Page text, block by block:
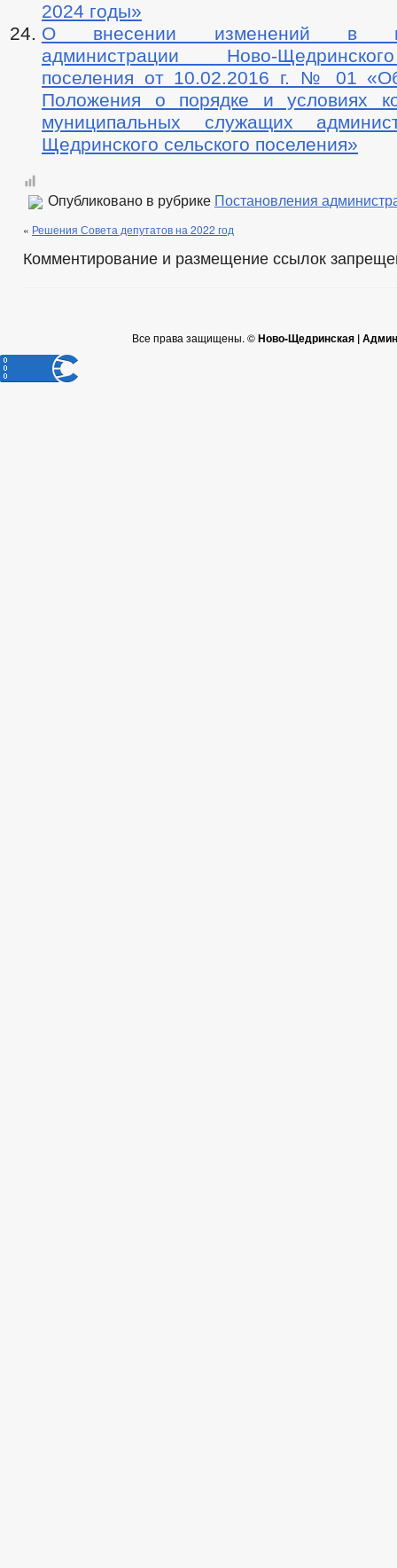
2024 годы»
О внесении изменений в
администрации Ново-
поселения от 10.02.2016 г. № 01
Положения о порядке и условиях
муниципальных служащих
Щедринского сельского поселения»
Опубликовано в рубрике Постановления
« Решения Совета депутатов на 2022 год
Комментирование и размещение ссылок
Все права защищены. ©Ново-Щедринская |